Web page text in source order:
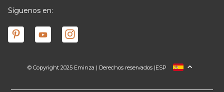
Síguenos en:
© Copyright 2025 Eminza | Derechos reservados |
FRANCIAESP